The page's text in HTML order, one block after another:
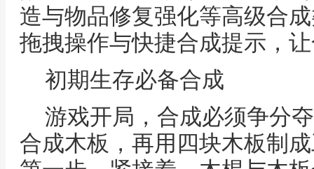
造与物品修复强化等高级合
拖拽操作与快捷合成提示，
初期生存必备合成
游戏开局，合成必须争分
合成木板，再用四块木板制